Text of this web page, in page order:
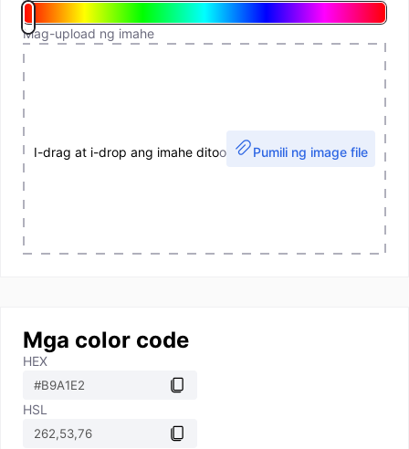
Mag-upload ng imahe
I-drag at i-drop ang imahe ditoo Pumili ng image file
Mga color code
HEX
HSL